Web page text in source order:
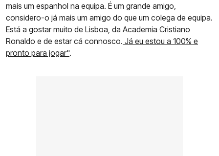
mais um espanhol na equipa. É um grande amigo,
considero-o já mais um amigo do que um colega de equipa.
Está a gostar muito de Lisboa, da Academia Cristiano
Ronaldo e de estar cá connosco. Já eu estou a 100% e
pronto para jogar".